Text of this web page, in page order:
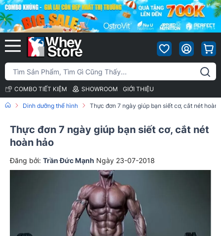
COMBO TIẾT KIỆM SHOWROOM GIỚI THIỆU
Dinh dưỡng thể hình Thực đơn 7 ngày giúp bạn siết cơ, cắt nét hoàn
Thực đơn 7 ngày giúp bạn siết cơ, cắt nét
hoàn hảo
Đăng bởi: Trần Đức Mạnh Ngày 23-07-2018